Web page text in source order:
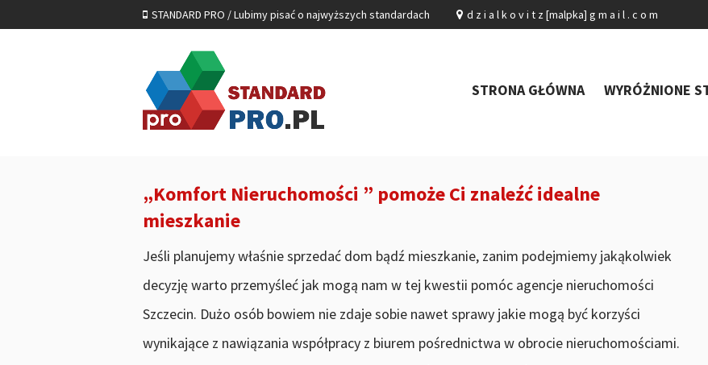
STANDARD PRO / Lubimy pisać o najwyższych standardach d z i a l k o v i t z [malpka] g m a i l . c o m
STRONA GŁÓWNA WYRÓŻNIONE
„Komfort Nieruchomości ” pomoże Ci znaleźć idealne
mieszkanie
Jeśli planujemy właśnie sprzedać dom bądź mieszkanie, zanim podejmiemy jakąkolwiek
decyzję warto przemyśleć jak mogą nam w tej kwestii pomóc agencje nieruchomości
Szczecin. Dużo osób bowiem nie zdaje sobie nawet sprawy jakie mogą być korzyści
wynikające z nawiązania współpracy z biurem pośrednictwa w obrocie nieruchomościami.